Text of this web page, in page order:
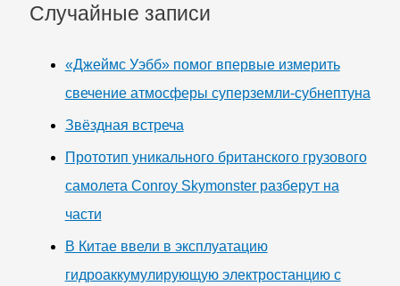
Случайные записи
«Джеймс Уэбб» помог впервые измерить
свечение атмосферы суперземли-субнептуна
Звёздная встреча
Прототип уникального британского грузового
самолета Conroy Skymonster разберут на
части
В Китае ввели в эксплуатацию
гидроаккумулирующую электростанцию с